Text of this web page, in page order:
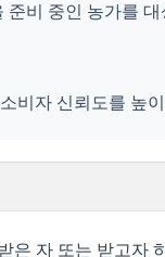
비 중인 농가를
비자 신뢰도를 높
은 자 또는 받고자